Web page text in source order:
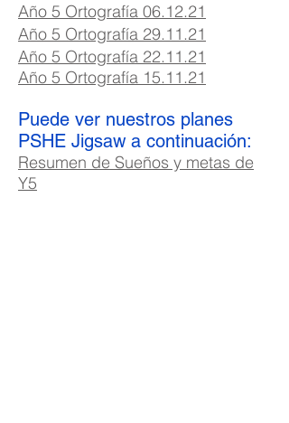
Año 5 Ortografía 06.12.21
Año 5 Ortografía 29.11.21
Año 5 Ortografía 22.11.21
Año 5 Ortografía 15.11.21
Puede ver nuestros planes
PSHE Jigsaw a continuación:
Resumen de Sueños y metas de
Y5